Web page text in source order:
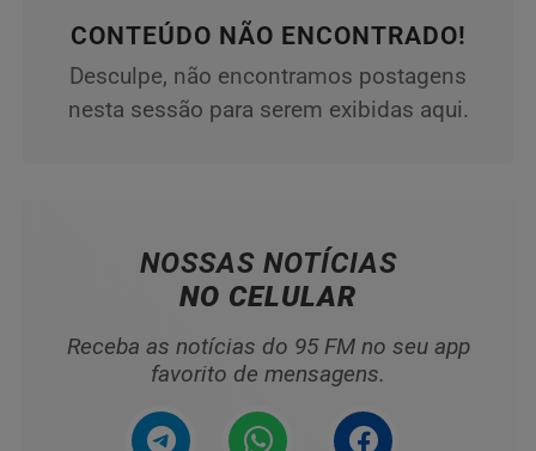
CONTEÚDO NÃO ENCONTRADO!
Desculpe, não encontramos postagens
nesta sessão para serem exibidas aqui.
NOSSAS NOTÍCIAS
NO CELULAR
Receba as notícias do 95 FM no seu app
favorito de mensagens.